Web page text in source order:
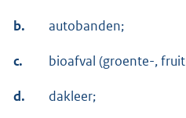
b. autobanden;
c. bioafval (groente-,
d. dakleer;